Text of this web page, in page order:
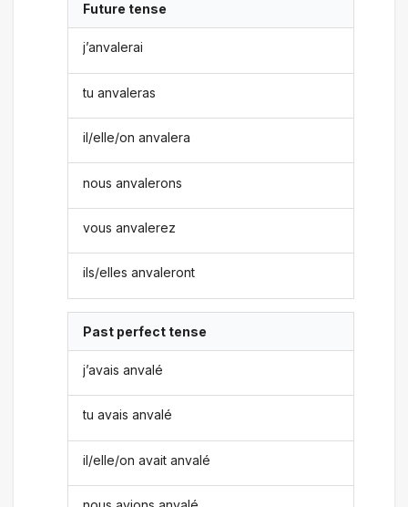
Future tense
j’anvalerai
tu anvaleras
il/elle/on anvalera
nous anvalerons
vous anvalerez
ils/elles anvaleront
Past perfect tense
j’avais anvalé
tu avais anvalé
il/elle/on avait anvalé